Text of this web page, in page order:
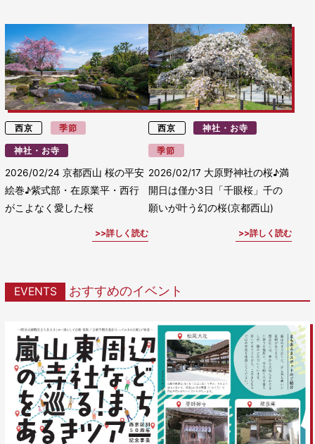
西京 季節
神社・お寺
2026/02/24京都西山 桜の平安
絵巻♪紫式部・在原業平・西行
がこよなく愛した桜
詳しく読む
西京 神社・お寺
季節
2026/02/17 大原野神社の桜♪満
開日は僅か3日「千眼桜」千の
願いが叶う幻の桜(京都西山)
詳しく読む
EVENTS おすすめのイベント